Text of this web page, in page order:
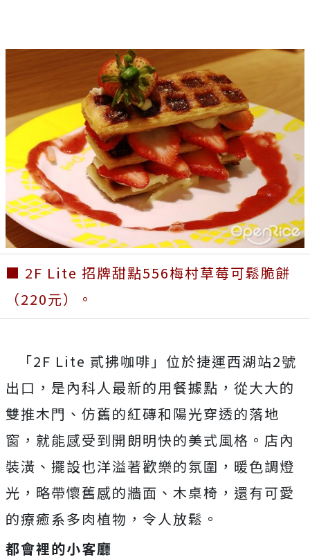
■ 2F Lite 招牌甜點556梅村草莓可鬆脆餅
（220元）。
「2F Lite 貳拂咖啡」位於捷運西湖站2號
出口，是內科人最新的用餐據點，從大大的
雙推木門、仿舊的紅磚和陽光穿透的落地
窗，就能感受到開朗明快的美式風格。店內
裝潢、擺設也洋溢著歡樂的氛圍，暖色調燈
光，略帶懷舊感的牆面、木桌椅，還有可愛
的療癒系多肉植物，令人放鬆。
都會裡的小客廳